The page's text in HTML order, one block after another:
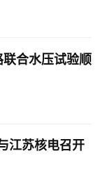
合水压试验顺
江苏核电召开